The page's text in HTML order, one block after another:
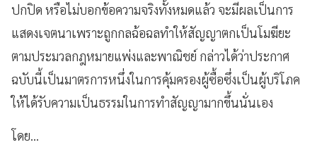
ปกปิด หรือไม่บอกข้อความจริงทั้งหมดแล้ว จะมีผลเป็นการ
แสดงเจตนาเพราะถูกกลฉ้อฉลทำให้สัญญาตกเป็นโมฆียะ
ตามประมวลกฎหมายแพ่งและพาณิชย์ กล่าวได้ว่าประกาศ
ฉบับนี้เป็นมาตรการหนึ่งในการคุ้มครองผู้ซื้อซึ่งเป็นผู้บริโภค
ให้ได้รับความเป็นธรรมในการทำสัญญามากขึ้นนั่นเอง
โดย...